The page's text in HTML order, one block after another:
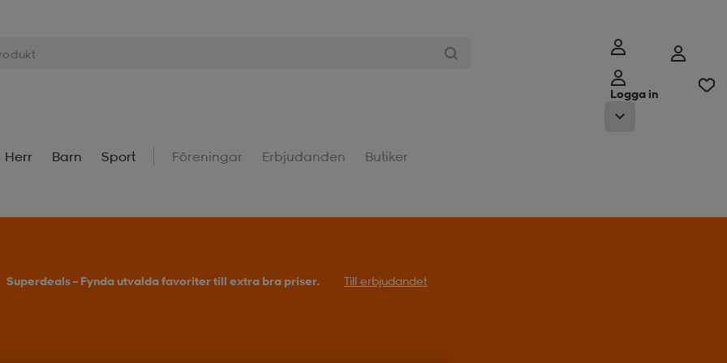
Logga in
Herr Barn Sport Föreningar Erbjudanden Butiker
Superdeals – Fynda utvalda favoriter till extra bra priser. Till erbjudandet